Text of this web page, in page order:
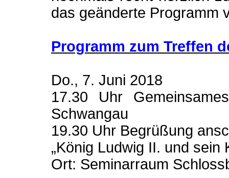
das geänderte Programm
Programm zum Treffen
Do., 7. Juni 2018
17.30 Uhr
Schwangau
19.30 Uhr Begrüßung
„König Ludwig II. und sein
Ort: Seminarraum